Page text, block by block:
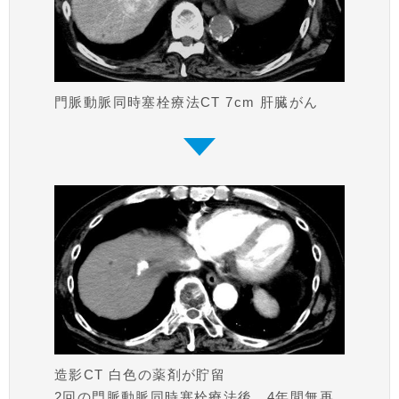
門脈動脈同時塞栓療法CT 7cm 肝臓がん
造影CT 白色の薬剤が貯留